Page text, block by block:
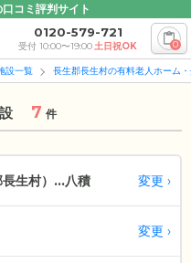
コミ評判サイト
0120-579-721
受付 10:00〜19:00土日祝OK 0
設一覧 長生郡長生村の有料老人ホーム
7 件
生村）...八積 変更
変更